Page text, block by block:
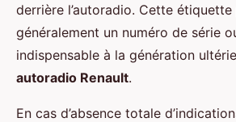
derrière l’autoradio. Cette
généralement un numéro de série
indispensable à la génération
autoradio Renault.
En cas d’absence totale